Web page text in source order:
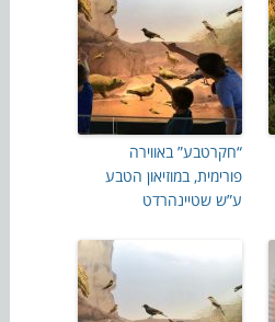
“חקרטבע” באווירה
פורימית, במוזיאון הטבע
ע”ש שטיינהרדט